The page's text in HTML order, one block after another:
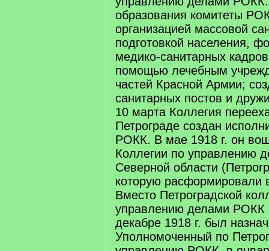
образования комитеты
организацией массовой
подготовкой населения,
медико-санитарных
помощью лечебным
частей Красной Армии;
санитарных постов и
10 марта Коллегия
Петрограде создан
РОКК. В мае 1918 г. он
Коллегии по управлению
Северной области
которую расформировали
Вместо Петроградской
управлению делами
декабре 1918 г. был
Уполномоченный по